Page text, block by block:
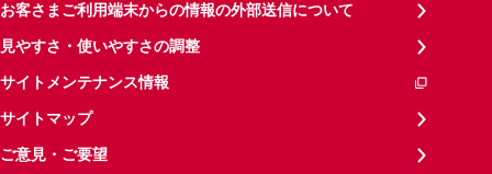
お客さまご利用端末からの情報の外部送信について
見やすさ・使いやすさの調整
サイトメンテナンス情報
サイトマップ
ご意見・ご要望